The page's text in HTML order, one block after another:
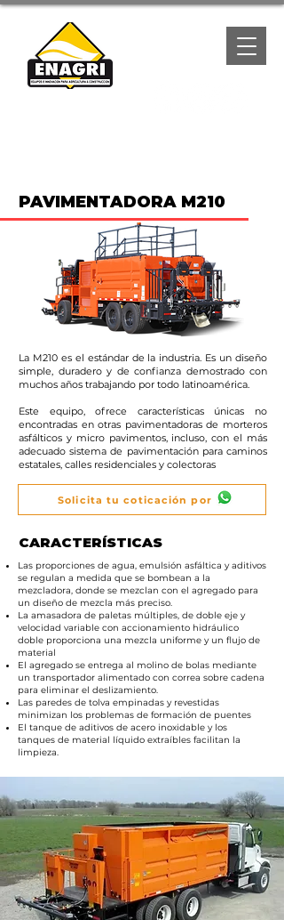
PAVIMENTADORA M210
La M210 es el estándar de la industria. Es un diseño
simple, duradero y de confianza demostrado con
muchos años trabajando por todo latinoamérica.
Este equipo, ofrece características únicas no
encontradas en otras pavimentadoras de morteros
asfálticos y micro pavimentos, incluso, con el más
adecuado sistema de pavimentación para caminos
estatales, calles residenciales y colectoras
Solicita tu coticación por
CARACTERÍSTICAS
Las proporciones de agua, emulsión asfáltica y aditivos
se regulan a medida que se bombean a la
mezcladora, donde se mezclan con el agregado para
un diseño de mezcla más preciso.
La amasadora de paletas múltiples, de doble eje y
velocidad variable con accionamiento hidráulico
doble proporciona una mezcla uniforme y un flujo de
material
El agregado se entrega al molino de bolas mediante
un transportador alimentado con correa sobre cadena
para eliminar el deslizamiento.
Las paredes de tolva empinadas y revestidas
minimizan los problemas de formación de puentes
El tanque de aditivos de acero inoxidable y los
tanques de material líquido extraíbles facilitan la
limpieza.